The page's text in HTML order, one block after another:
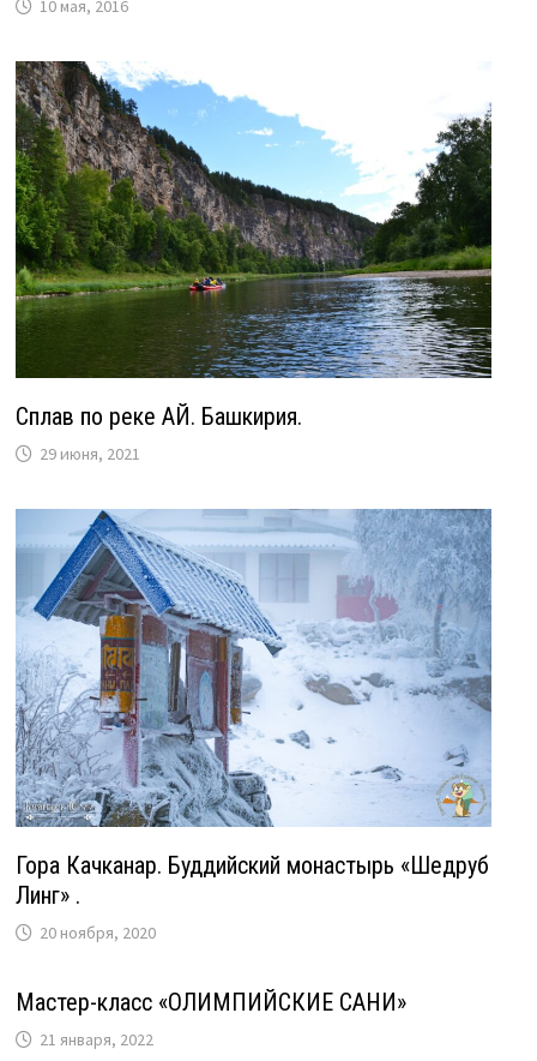
10 мая, 2016
Сплав по реке АЙ. Башкирия.
29 июня, 2021
Гора Качканар. Буддийский монастырь «Шедруб
Линг» .
20 ноября, 2020
Мастер-класс «ОЛИМПИЙСКИЕ САНИ»
21 января, 2022